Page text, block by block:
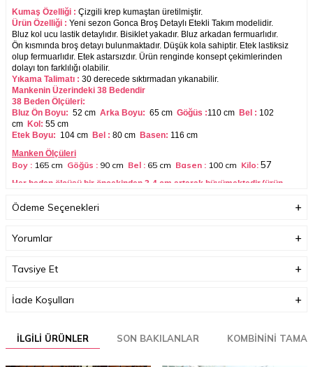
Kumaş Özelliği : Çizgili krep kumaştan üretilmiştir.
Ürün Özelliği : Yeni sezon Gonca Broş Detaylı Etekli Takım modelidir.
Bluz kol ucu lastik detaylıdır. Bisiklet yakadır. Bluz arkadan fermuarlıdır.
Ön kısmında broş detayı bulunmaktadır. Düşük kola sahiptir. Etek lastiksiz
olup fermuarlıdır. Etek astarsızdır. Ürün renginde konsept çekimlerinden
dolayı ton farklılığı olabilir.
Yıkama Talimatı : 30 derecede sıktırmadan yıkanabilir.
Mankenin Üzerindeki 38 Bedendir
38 Beden Ölçüleri:
Bluz Ön Boyu: 52 cm Arka Boyu: 65 cm Göğüs :110 cm Bel : 102
cm Kol: 55 cm
Etek Boyu: 104 cm Bel : 80 cm Basen: 116 cm
Manken Ölçüleri
Boy : 165 cm Göğüs : 90 cm Bel : 65 cm Basen : 100 cm Kilo: 57
Her beden ölçüsü bir öncekinden 3-4 cm artarak büyümektedir.(ürün
Ağırlık (Kg)
Garanti Bilgisi
Ödeme Seçenekleri
Yorumlar
Tavsiye Et
İade Koşulları
İLGILI ÜRÜNLER SON BAKILANLAR KOMBININI